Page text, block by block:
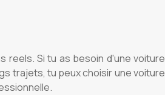
reels. Si tu as besoin d'une voiture
trajets, tu peux choisir une voiture